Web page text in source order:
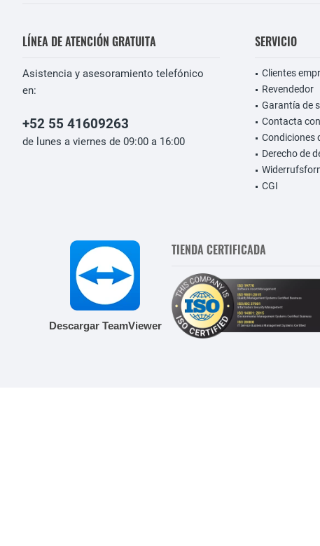
LÍNEA DE ATENCIÓN GRATUITA
Asistencia y asesoramiento telefónico
en:
+52 55 41609263
de lunes a viernes de 09:00 a 16:00
SERVICIO
Clientes
Revendedor
Garantía de
Contacta con
Condiciones
Derecho de
CGI
Descargar TeamViewer
TIENDA CERTIFICADA